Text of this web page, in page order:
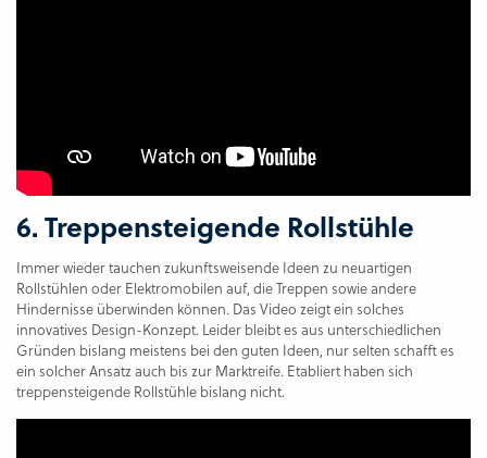
6. Treppensteigende Rollstühle
Immer wieder tauchen zukunftsweisende Ideen zu neuartigen
Rollstühlen oder Elektromobilen auf, die Treppen sowie andere
Hindernisse überwinden können. Das Video zeigt ein solches
innovatives Design-Konzept. Leider bleibt es aus unterschiedlichen
Gründen bislang meistens bei den guten Ideen, nur selten schafft es
ein solcher Ansatz auch bis zur Marktreife. Etabliert haben sich
treppensteigende Rollstühle bislang nicht.